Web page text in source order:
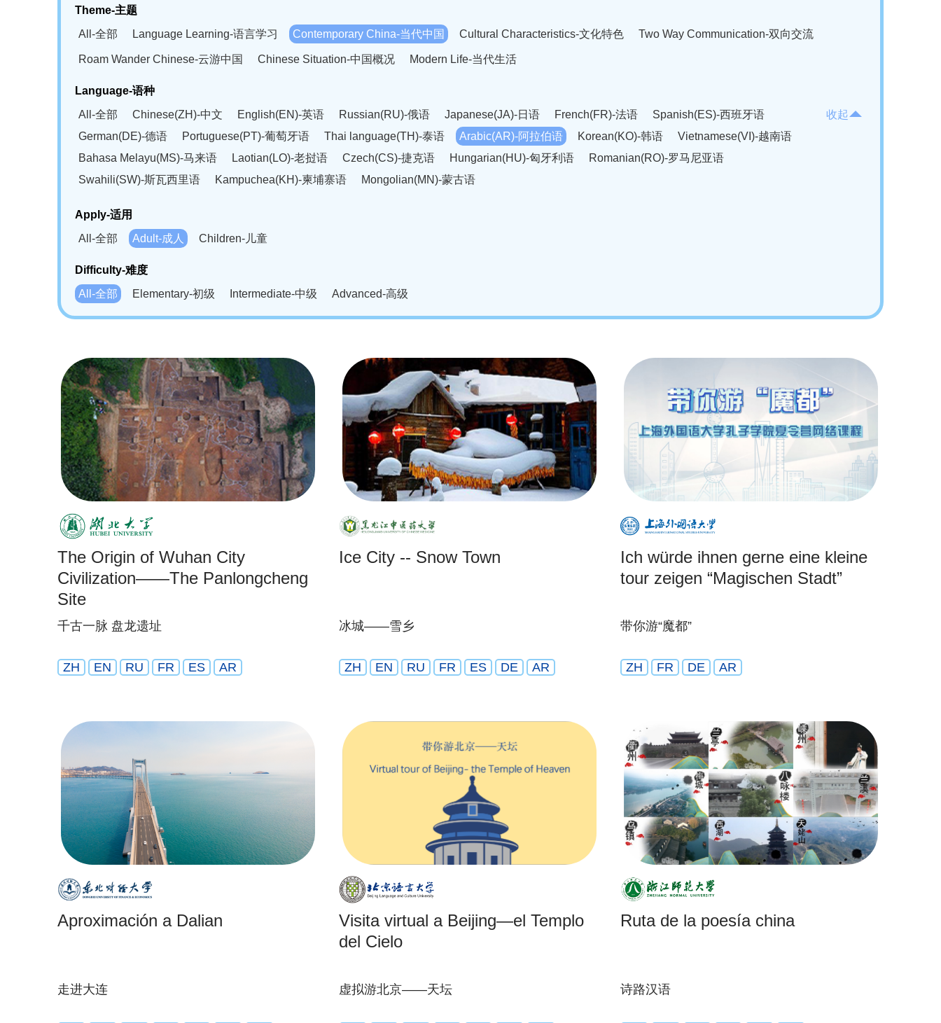
Theme-主题
All-全部
Language Learning-语言学习 Contemporary China-当代中国 Cultural Characteristics-文化特色 Two Way Communication-双向交流
Roam Wander Chinese-云游中国 Chinese Situation-中国概况 Modern Life-当代生活
Language-语种
All-全部
Chinese(ZH)-中文 English(EN)-英语 Russian(RU)-俄语 Japanese(JA)-日语 French(FR)-法语
Spanish(ES)-西班牙语
German(DE)-德语
Portuguese(PT)-葡萄牙语 Thai language(TH)-泰语 Arabic(AR)-阿拉伯语 Korean(KO)-韩语
Vietnamese(VI)-越南语
Bahasa Melayu(MS)-马来语
Laotian(LO)-老挝语 Czech(CS)-捷克语 Hungarian(HU)-匈牙利语
Romanian(RO)-罗马尼亚语
Swahili(SW)-斯瓦西里语
Kampuchea(KH)-柬埔寨语 Mongolian(MN)-蒙古语
收起
Apply-适用
All-全部
Adult-成人 Children-儿童
Difficulty-难度
All-全部
Elementary-初级 Intermediate-中级 Advanced-高级
The Origin of Wuhan City
Civilization——The Panlongcheng
Site
千古一脉 盘龙遗址
ZH EN RU FR ES AR
Ice City -- Snow Town
冰城——雪乡
ZH EN RU FR ES DE AR
Ich würde ihnen gerne eine kleine
tour zeigen “Magischen Stadt”
带你游“魔都”
ZH FR DE AR
Aproximación a Dalian
走进大连
Visita virtual a Beijing—el Templo
del Cielo
虚拟游北京——天坛
Ruta de la poesía china
诗路汉语